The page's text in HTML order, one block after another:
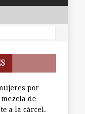
por
de
a la cárcel.